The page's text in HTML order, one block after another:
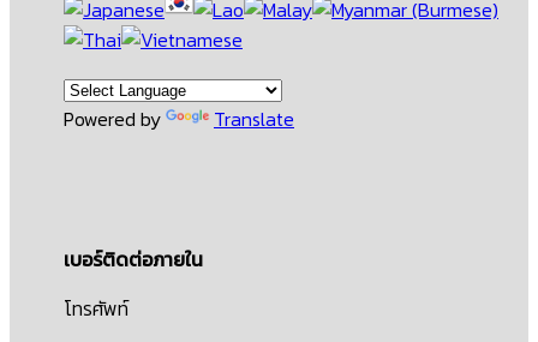
Powered by Translate
เบอร์ติดต่อภายใน
โทรศัพท์